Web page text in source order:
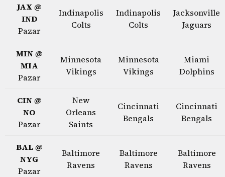
JAX @
IND
Pazar
Indinapolis
Colts
Indinapolis
Colts
Jacksonville
Jaguars
MIN @
MIA
Pazar
Minnesota
Vikings
Minnesota
Vikings
Miami
Dolphins
CIN @
NO
Pazar
New
Orleans
Saints
Cincinnati
Bengals
Cincinnati
Bengals
BAL @
NYG
Pazar
Baltimore
Ravens
Baltimore
Ravens
Baltimore
Ravens